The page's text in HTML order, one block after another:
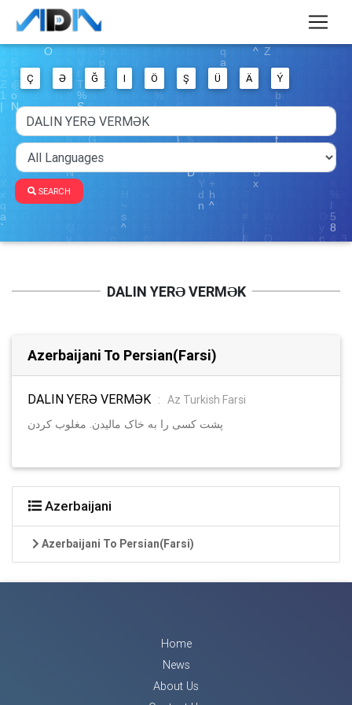
Ç Ə Ğ I Ö Ş Ü Ä Ý
SEARCH
DALIN YERƏ VERMƏK
Azerbaijani To Persian(Farsi)
DALIN YERƏ VERMƏK : Az Turkish Farsi
پشت کسی را به خاک مالیدن. مغلوب کردن
Azerbaijani
Azerbaijani To Persian(Farsi)
Home
News
About Us